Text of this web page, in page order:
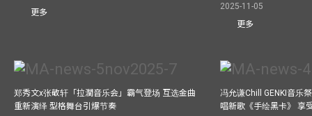
更多
2025-11-05
更多
郑秀文x张敬轩「拉濶音乐会」霸气登场 互选金曲
重新演绎 型格舞台引爆节奏
冯允谦Chill GENKI音乐
唱新歌《手绘黑卡》 享